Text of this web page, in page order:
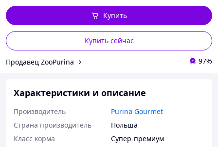
Купить сейчас
Купить
Продавец ZooPurina 97%
Характеристики и описание
Производитель
Purina Gourmet
Страна производитель
Польша
Класс корма
Супер-премиум